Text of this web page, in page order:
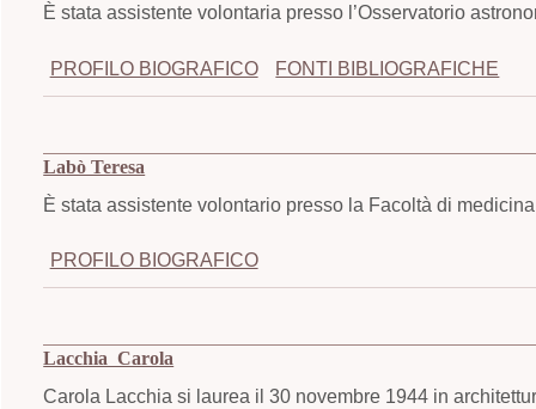
È stata assistente volontaria presso l’Osservatorio
PROFILO BIOGRAFICO FONTI BIBLIOGRAFICHE
Labò Teresa
È stata assistente volontario presso la Facoltà di
PROFILO BIOGRAFICO
Lacchia Carola
Carola Lacchia si laurea il 30 novembre 1944 in